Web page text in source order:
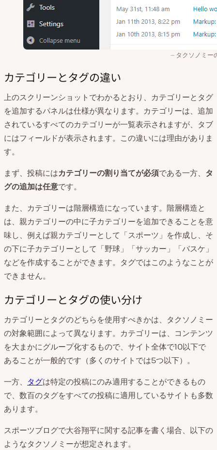
タクソノミー
カテゴリーとタグの違い
上のスクリーンショットでわかるとおり、カテゴリーとタグ
を追加するパネルは仕様が異なります。カテゴリーは、追加
されているすべてのカテゴリーが一覧表示されますが、タブ
にはフィールドが表示されます。この違いには理由がありま
す。
まず、投稿にはカテゴリーの割り当てが必須である一方、 タ
グの追加は任意です。
また、カテゴリーは階層構造になっています。階層構造と
は、親カテゴリーの中に子カテゴリーを追加できることを意
味し、例えば親カテゴリーとして「スポーツ」を作成し、そ
の下に子カテゴリーとして「野球」「サッカー」「バスケ」
などを作成することができます。タグではこのようなことが
できません。
カテゴリーとタグの使い分け
カテゴリーとタグのどちらを使用すべきかは、タクソノミー
の対象範囲によって異なります。カテゴリーは、コンテンツ
を大まかにグループ化するもので、サイト全体で10以下で
あることが一般的です（多くのサイトでは5つ以下）。
一方、 タグは特定の投稿にのみ適用することができるもの
で、数百のタグをすべての投稿に適用しているサイトも多数
あります。
スポーツブログで大谷翔平に関する記事を書く場合、以下の
ようなタクソノミーが想定されます。